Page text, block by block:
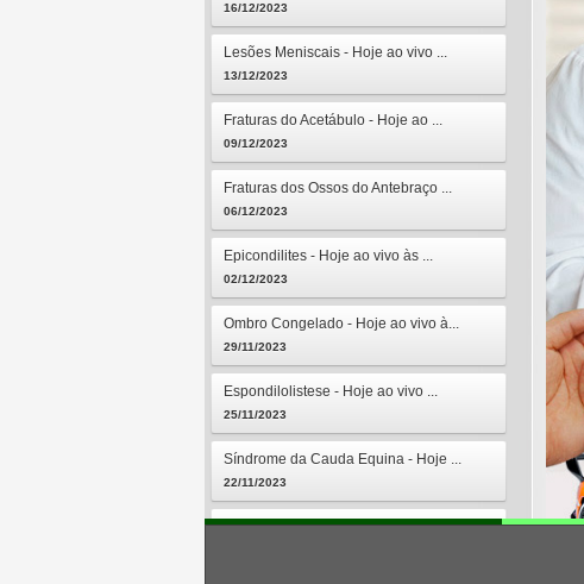
16/12/2023
Lesões Meniscais - Hoje ao vivo ...
13/12/2023
Fraturas do Acetábulo - Hoje ao ...
09/12/2023
Fraturas dos Ossos do Antebraço ...
06/12/2023
Epicondilites - Hoje ao vivo às ...
02/12/2023
Ombro Congelado - Hoje ao vivo à...
29/11/2023
Espondilolistese - Hoje ao vivo ...
25/11/2023
Síndrome da Cauda Equina - Hoje ...
22/11/2023
Osteomielites - Hoje ao vivo às ...